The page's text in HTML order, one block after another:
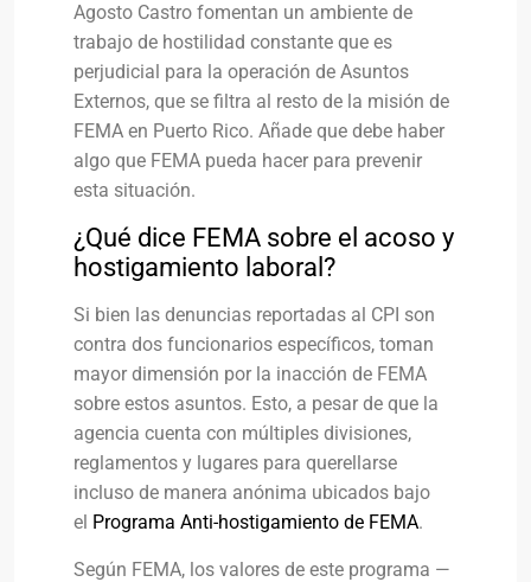
Agosto Castro fomentan un ambiente de
trabajo de hostilidad constante que es
perjudicial para la operación de Asuntos
Externos, que se filtra al resto de la misión de
FEMA en Puerto Rico. Añade que debe haber
algo que FEMA pueda hacer para prevenir
esta situación.
¿Qué dice FEMA sobre el acoso y
hostigamiento laboral?
Si bien las denuncias reportadas al CPI son
contra dos funcionarios específicos, toman
mayor dimensión por la inacción de FEMA
sobre estos asuntos. Esto, a pesar de que la
agencia cuenta con múltiples divisiones,
reglamentos y lugares para querellarse
incluso de manera anónima ubicados bajo
el Programa Anti-hostigamiento de FEMA.
Según FEMA, los valores de este programa —